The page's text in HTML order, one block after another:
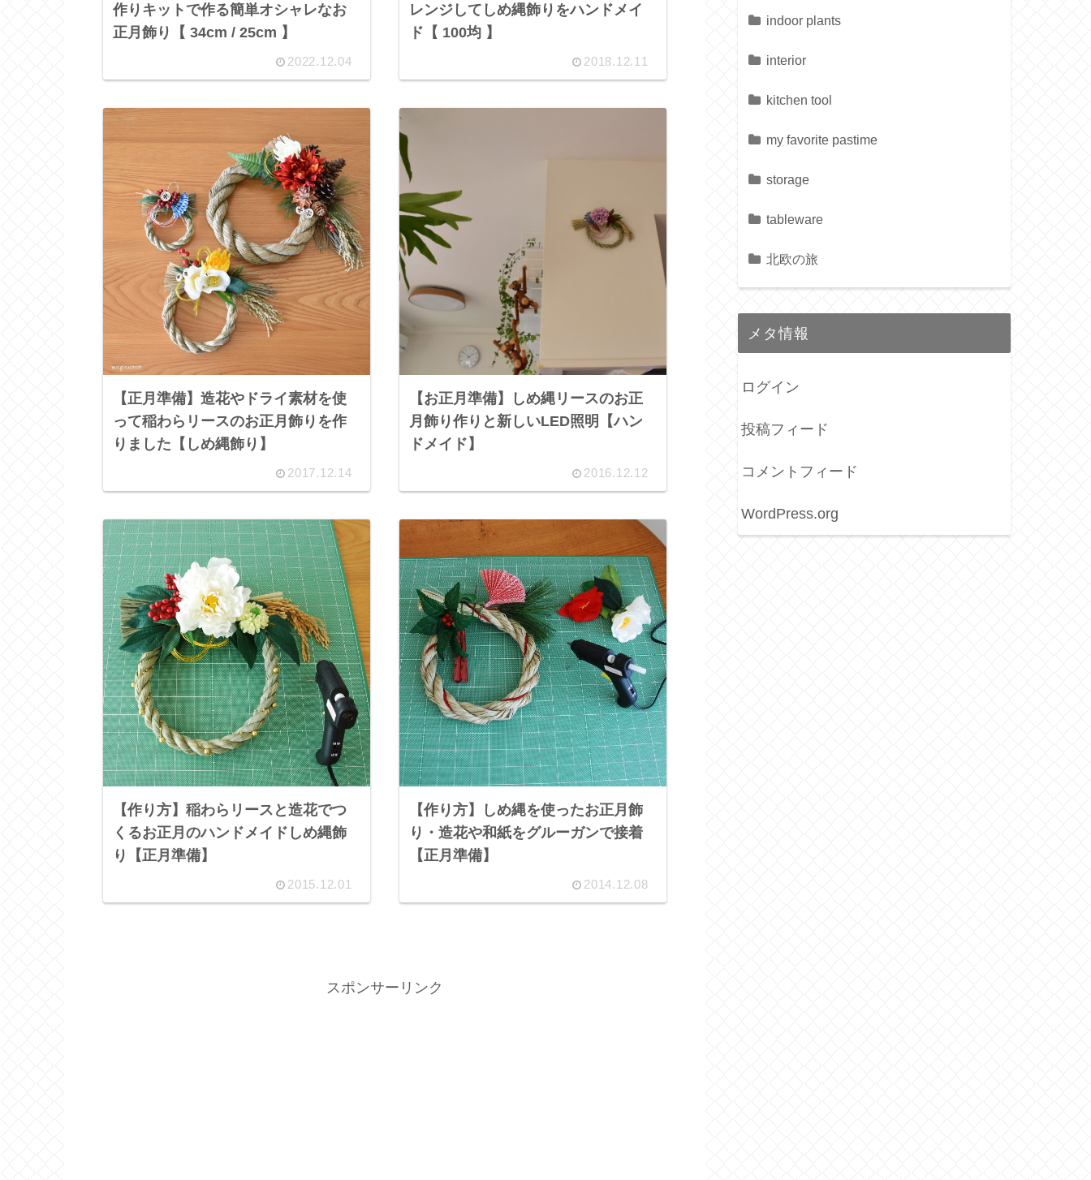
作りキットで作る簡単オシャレなお
正月飾り【 34cm / 25cm 】
2022.12.04
レンジしてしめ縄飾りをハンドメイ
ド【 100均 】
2018.12.11
【正月準備】造花やドライ素材を使
って稲わらリースのお正月飾りを作
りました【しめ縄飾り】
2017.12.14
【お正月準備】しめ縄リースのお正
月飾り作りと新しいLED照明【ハン
ドメイド】
2016.12.12
【作り方】稲わらリースと造花でつ
くるお正月のハンドメイドしめ縄飾
り【正月準備】
2015.12.01
【作り方】しめ縄を使ったお正月飾
り・造花や和紙をグルーガンで接着
【正月準備】
2014.12.08
スポンサーリンク
indoor plants
interior
kitchen tool
my favorite pastime
storage
tableware
北欧の旅
メタ情報
ログイン
投稿フィード
コメントフィード
WordPress.org